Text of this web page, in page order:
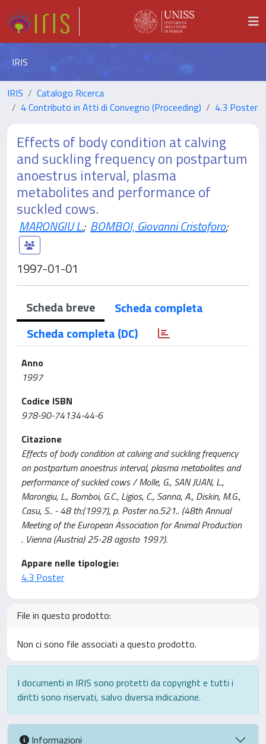
IRIS
IRIS
Catalogo Ricerca
4 Contributo in Atti di Convegno (Proceeding)
4.3 Poster
Effects of body condition at calving
and suckling frequency on postpartum
anoestrus interval, plasma
metabolites and performance of
suckled cows.
MARONGIU L.; BOMBOI, Giovanni Cristoforo;
1997-01-01
Scheda breve
Scheda completa
Scheda completa (DC)
Anno
1997
Codice ISBN
978-90-74134-44-6
Citazione
Effects of body condition at calving and suckling frequency
on postpartum anoestrus interval, plasma metabolites and
performance of suckled cows / Molle, G., SAN JUAN, L.,
Marongiu, L., Bomboi, G.C., Ligios, C., Sanna, A., Diskin, M.G.,
Casu, S.. - 48 th:(1997), p. Poster no.521.. (48th Annual
Meeting of the European Association for Animal Production
. Vienna (Austria) 25-28 agosto 1997).
Appare nelle tipologie:
4.3 Poster
File in questo prodotto:
Non ci sono file associati a questo prodotto.
I documenti in IRIS sono protetti da copyright e tutti i
diritti sono riservati, salvo diversa indicazione.
Informazioni